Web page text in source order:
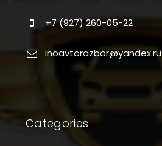
+7 (927) 260-05-22
inoavtorazbor@yandex.ru
Categories